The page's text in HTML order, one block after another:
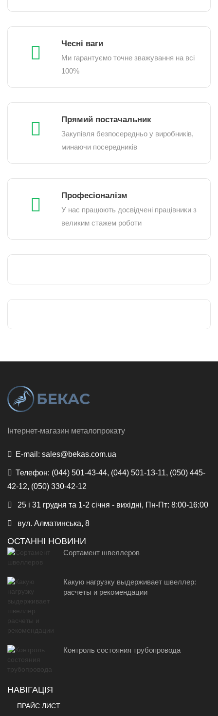
Чесні ваги
Ми гарантуємо точне зважування на всі
100%
Прямий постачальник
Закупівля безпосередньо у виробників,
минаючи посередників
Професіоналізм
У нас працюють досвідчені працівники з
великим стажем роботи
Інтернет-магазин металопрокату
E-mail: sales@bekas.com.ua
Телефон: (044) 501-43-44, (044) 501-13-11, (050) 445-
42-12, (050) 330-42-12
25 і 31 грудня та 1-2 січня - вихідні, Пн-Пт: 8:00-16:00
вул. Алматинська, 8
ОСТАННІ НОВИНИ
Сортамент швеллеров
Какую нагрузку выдерживает швеллер:
расчеты и рекомендации
Контроль состояния трубопровода
НАВІГАЦІЯ
ПРАЙС ЛИСТ